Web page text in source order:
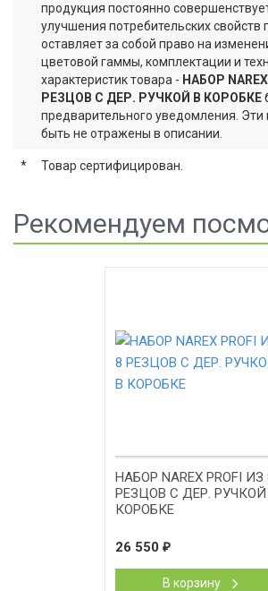
продукция постоянно
улучшения потребительских свойств
оставляет за собой право на
цветовой гаммы, комплектации и
характеристик товара - НАБОР
РЕЗЦОВ С ДЕР. РУЧКОЙ В КОРОБКЕ
предварительного уведомления. Эти
быть не отражены в описании.
* Товар сертифицирован.
Рекомендуем
НАБОР NAREX PROFI ИЗ
РЕЗЦОВ С ДЕР. РУЧКОЙ
КОРОБКЕ
26 550 ₽
В корзину